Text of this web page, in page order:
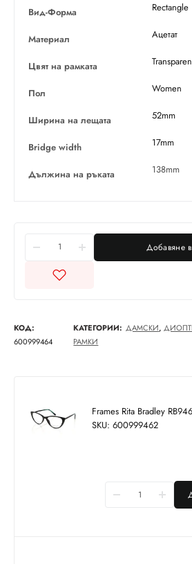
Вид-Форма
Rectangle
Материал Ацетат
Цвят на рамката
Пол Women
Ширина на лещата 52mm
Bridge width 17mm
Дължина на ръката 138mm
Добавяне в
КОД:
600999464
КАТЕГОРИИ: ДАМСКИ,
РАМКИ
Frames Rita Bradley
SKU: 600999462